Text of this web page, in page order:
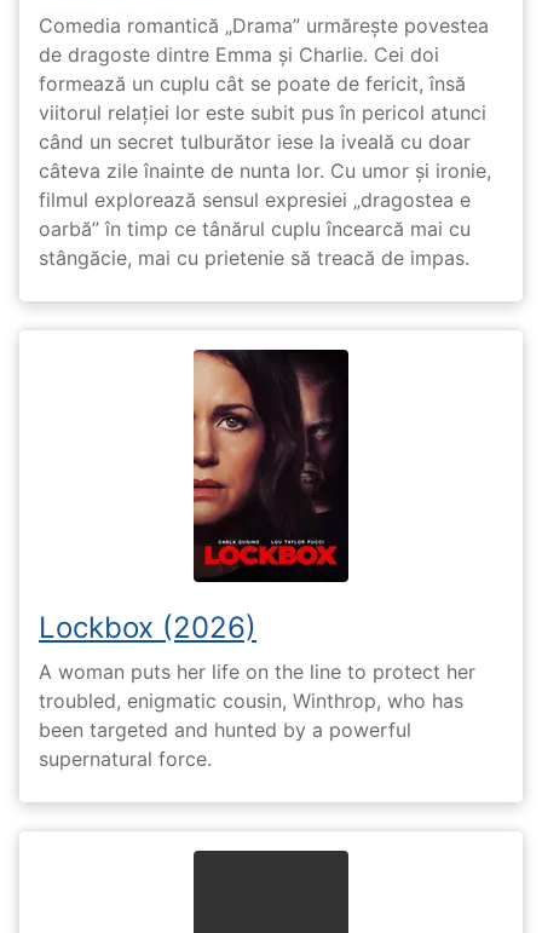
Comedia romantică „Drama” urmărește povestea
de dragoste dintre Emma și Charlie. Cei doi
formează un cuplu cât se poate de fericit, însă
viitorul relației lor este subit pus în pericol atunci
când un secret tulburător iese la iveală cu doar
câteva zile înainte de nunta lor. Cu umor și ironie,
filmul explorează sensul expresiei „dragostea e
oarbă” în timp ce tânărul cuplu încearcă mai cu
stângăcie, mai cu prietenie să treacă de impas.
Lockbox (2026)
A woman puts her life on the line to protect her
troubled, enigmatic cousin, Winthrop, who has
been targeted and hunted by a powerful
supernatural force.